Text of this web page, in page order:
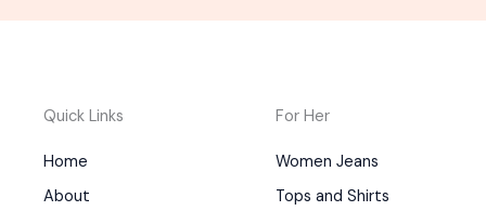
Quick Links
Home
About
For Her
Women Jeans
Tops and Shirts